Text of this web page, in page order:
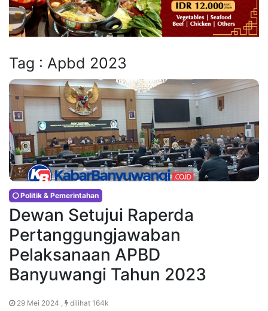
Tag : Apbd 2023
Politik & Pemerintahan
Dewan Setujui Raperda
Pertanggungjawaban
Pelaksanaan APBD
Banyuwangi Tahun 2023
29 Mei 2024 , dilihat 164k